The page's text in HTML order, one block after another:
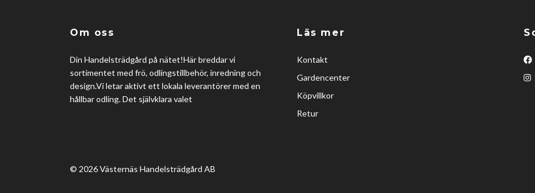
Om oss
Din Handelsträdgård på nätet!Här breddar vi
sortimentet med frö, odlingstillbehör, inredning och
design.Vi letar aktivt ett lokala leverantörer med en
hållbar odling. Det självklara valet
Läs mer
Kontakt
Gardencenter
Köpvillkor
Retur
© 2026 Västernäs Handelsträdgård AB